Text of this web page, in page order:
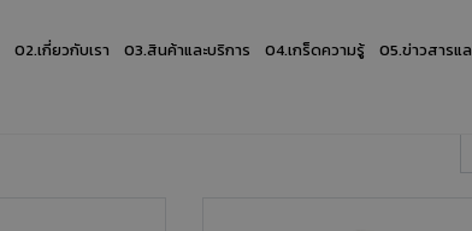
02.เกี่ยวกับเรา 03.สินค้าและบริการ 04.เกร็ดความรู้ 05.ข่าวสารแ